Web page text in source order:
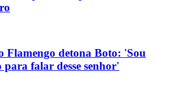
Flamengo detona Boto: 'Sou
para falar desse senhor'